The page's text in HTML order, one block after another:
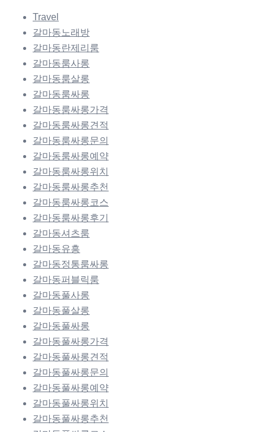
Travel
갈마동노래방
갈마동란제리룸
갈마동룸사롱
갈마동룸살롱
갈마동룸싸롱
갈마동룸싸롱가격
갈마동룸싸롱견적
갈마동룸싸롱문의
갈마동룸싸롱예약
갈마동룸싸롱위치
갈마동룸싸롱추천
갈마동룸싸롱코스
갈마동룸싸롱후기
갈마동셔츠룸
갈마동유흥
갈마동정통룸싸롱
갈마동퍼블릭룸
갈마동풀사롱
갈마동풀살롱
갈마동풀싸롱
갈마동풀싸롱가격
갈마동풀싸롱견적
갈마동풀싸롱문의
갈마동풀싸롱예약
갈마동풀싸롱위치
갈마동풀싸롱추천